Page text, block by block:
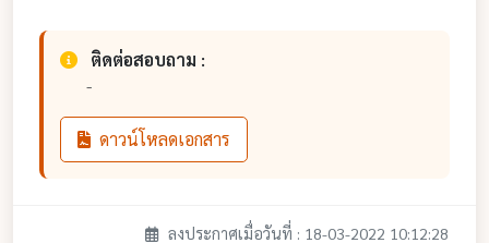
ติดต่อสอบถาม :
-
ดาวน์โหลดเอกสาร
ลงประกาศเมื่อวันที่ : 18-03-2022 10:12:28